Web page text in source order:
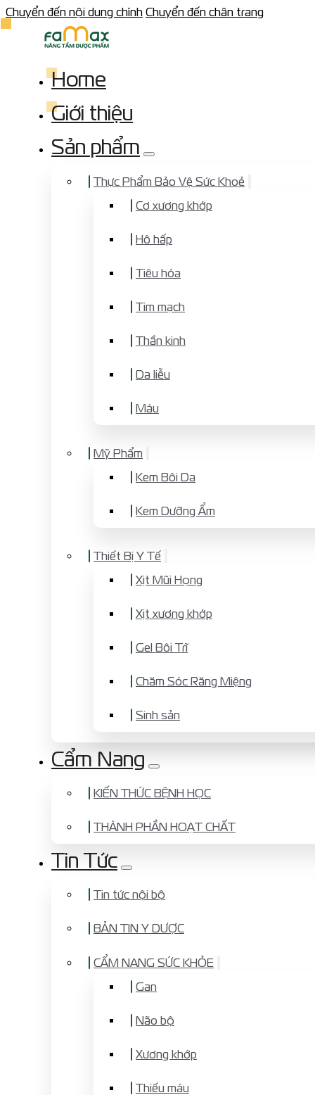
Chuyển đến nội dung chính Chuyển đến chân trang
Home
Giới thiệu
Sản phẩm
Thực Phẩm Bảo Vệ Sức Khoẻ
Cơ xương khớp
Hô hấp
Tiêu hóa
Tim mạch
Thần kinh
Da liễu
Máu
Mỹ Phẩm
Kem Bôi Da
Kem Dưỡng Ẩm
Thiết Bị Y Tế
Xịt Mũi Họng
Xịt xương khớp
Gel Bôi Trĩ
Chăm Sóc Răng Miệng
Sinh sản
Cẩm Nang
KIẾN THỨC BỆNH HỌC
THÀNH PHẦN HOẠT CHẤT
Tin Tức
Tin tức nội bộ
BẢN TIN Y DƯỢC
CẨM NANG SỨC KHỎE
Gan
Não bộ
Xương khớp
Thiếu máu